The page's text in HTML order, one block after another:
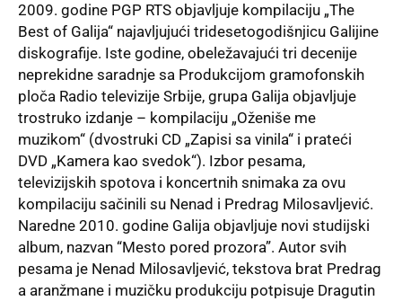
2009. godine PGP RTS objavljuje kompilaciju „The
Best of Galija“ najavljujući tridesetogodišnjicu Galijine
diskografije. Iste godine, obeležavajući tri decenije
neprekidne saradnje sa Produkcijom gramofonskih
ploča Radio televizije Srbije, grupa Galija objavljuje
trostruko izdanje – kompilaciju „Oženiše me
muzikom“ (dvostruki CD „Zapisi sa vinila“ i prateći
DVD „Kamera kao svedok“). Izbor pesama,
televizijskih spotova i koncertnih snimaka za ovu
kompilaciju sačinili su Nenad i Predrag Milosavljević.
Naredne 2010. godine Galija objavljuje novi studijski
album, nazvan “Mesto pored prozora”. Autor svih
pesama je Nenad Milosavljević, tekstova brat Predrag
a aranžmane i muzičku produkciju potpisuje Dragutin